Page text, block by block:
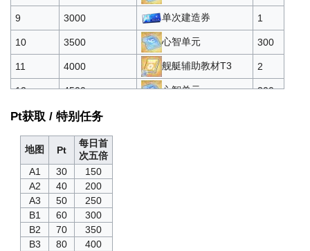
9 3000 单次建造券 1
10 3500 心智单元 300
11 4000 舰艇辅助教材T3 2
12 4500 心智单元 300
13 5000
14 5500
15 6000
6500
17 7000
18 7500
Pt获取 / 特别任务
地图 Pt
每日首
次五倍
A1
30
150
A2
40
200
A3
50
250
B1
60
300
B2
70
350
B3
80
400